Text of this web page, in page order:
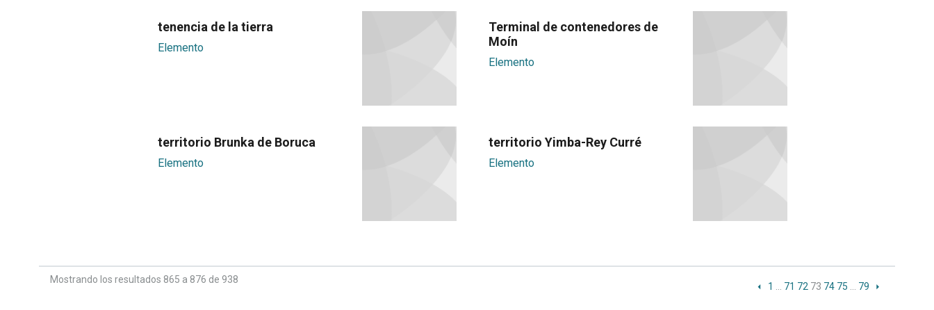
tenencia de la tierra
Elemento
Terminal de contenedores de
Moín
Elemento
territorio Brunka de Boruca
Elemento
territorio Yimba-Rey Curré
Elemento
Mostrando los resultados 865 a 876 de 938
1 71 72 73 74 75 79